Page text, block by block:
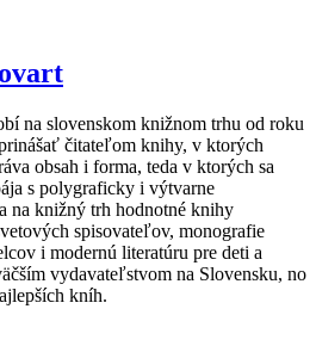
na slovenskom knižnom trhu od roku
čitateľom knihy, v ktorých
obsah i forma, teda v ktorých sa
s polygraficky i výtvarne
na knižný trh hodnotné knihy
spisovateľov, monografie
i modernú literatúru pre deti a
vydavateľstvom na Slovensku, no
kníh.